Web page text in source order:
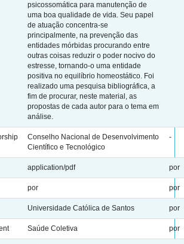
psicossomática para manutenção de
uma boa qualidade de vida. Seu papel
de atuação concentra-se
principalmente, na prevenção das
entidades mórbidas procurando entre
outras coisas reduzir o poder nocivo do
estresse, tornando-o uma entidade
positiva no equilíbrio homeostático. Foi
realizado uma pesquisa bibliográfica, a
fim de procurar, neste material, as
propostas de cada autor para o tema em
análise.
Conselho Nacional de Desenvolvimento
Científico e Tecnológico
-
application/pdf por
por por
Universidade Católica de Santos por
Saúde Coletiva por